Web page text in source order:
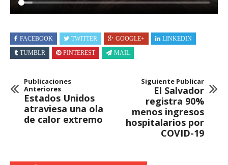
FACEBOOK TWITTER GOOGLE+
LINKEDIN
TUMBLR
PINTEREST MAIL
Publicaciones
Anteriores
Estados Unidos
atraviesa una ola
de calor extremo
Siguiente Publicar
El Salvador
registra 90%
menos ingresos
hospitalarios por
COVID-19